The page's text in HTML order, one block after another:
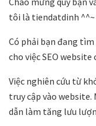
tôi là tiendatdinh ^^~
Có phải bạn đang
cho việc SEO website
Việc nghiên cứu từ
truy cập vào
dẫn làm tăng lưu